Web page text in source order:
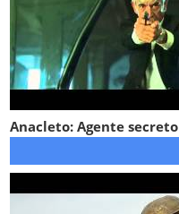
Anacleto: Agente secreto